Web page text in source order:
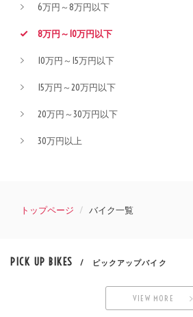
6万円～8万円以下
8万円～10万円以下
10万円～15万円以下
15万円～20万円以下
20万円～30万円以下
30万円以上
トップページ バイク一覧
PICK UP BIKES / ピックアップバイク
VIEW MORE